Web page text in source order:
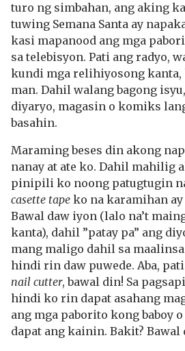
turo ng simbahan, ang aking
tuwing Semana Santa ay
kasi mapanood ang mga
sa telebisyon. Pati ang radyo,
kundi mga relihiyosong kanta,
man. Dahil walang bagong
diyaryo, magasin o komiks
basahin.
Maraming beses din akong
nanay at ate ko. Dahil mahilig
pinipili ko noong patugtugin
casette tape ko na karamihan ay
Bawal daw iyon (lalo na’t
kanta), dahil ”patay pa” ang
mang maligo dahil sa
hindi rin daw puwede. Aba,
nail cutter, bawal din! Sa
hindi ko rin dapat asahang
ang mga paborito kong baboy
dapat ang kainin. Bakit? Bawal